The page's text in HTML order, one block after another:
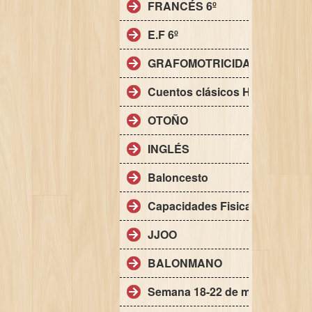
FRANCÉS 6º
E.F 6º
GRAFOMOTRICIDAD FINA
Cuentos clásicos
OTOÑO
INGLÉS
Baloncesto
Capacidades Fisicas basicas
JJOO
BALONMANO
Semana 18-22 de mayo